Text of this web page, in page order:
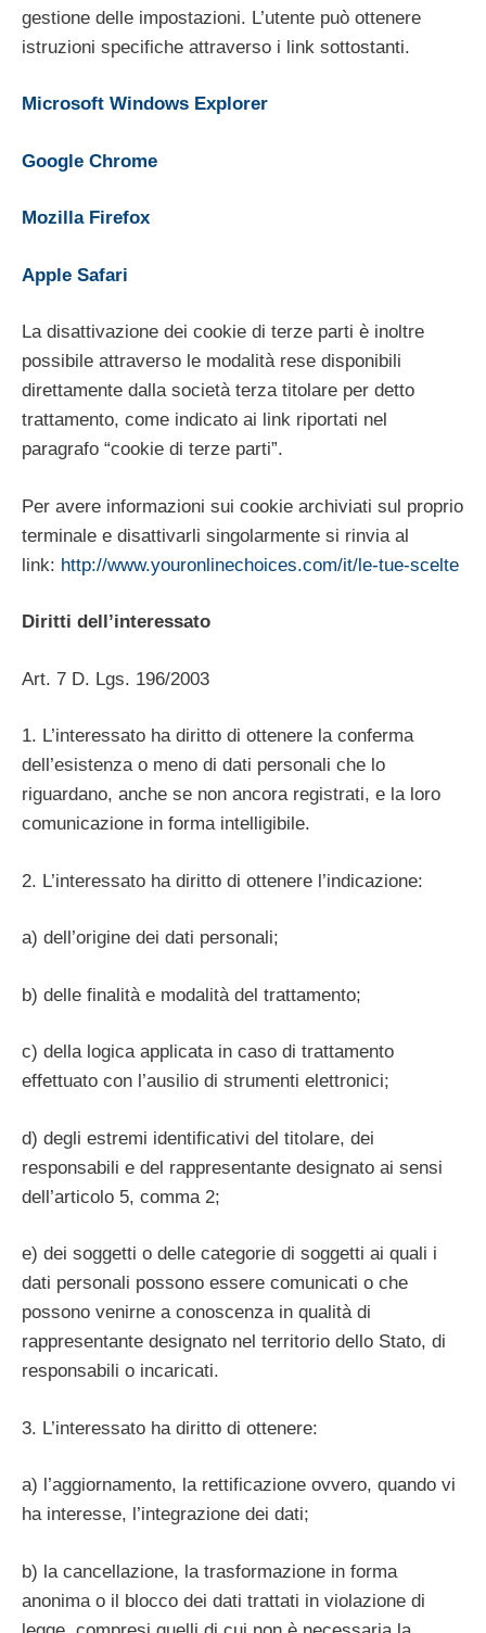
gestione delle impostazioni. L’utente può ottenere
istruzioni specifiche attraverso i link sottostanti.
Microsoft Windows Explorer
Google Chrome
Mozilla Firefox
Apple Safari
La disattivazione dei cookie di terze parti è inoltre
possibile attraverso le modalità rese disponibili
direttamente dalla società terza titolare per detto
trattamento, come indicato ai link riportati nel
paragrafo “cookie di terze parti”.
Per avere informazioni sui cookie archiviati sul proprio
terminale e disattivarli singolarmente si rinvia al
link: http://www.youronlinechoices.com/it/le-tue-scelte
Diritti dell’interessato
Art. 7 D. Lgs. 196/2003
1. L’interessato ha diritto di ottenere la conferma
dell’esistenza o meno di dati personali che lo
riguardano, anche se non ancora registrati, e la loro
comunicazione in forma intelligibile.
2. L’interessato ha diritto di ottenere l’indicazione:
a) dell’origine dei dati personali;
b) delle finalità e modalità del trattamento;
c) della logica applicata in caso di trattamento
effettuato con l’ausilio di strumenti elettronici;
d) degli estremi identificativi del titolare, dei
responsabili e del rappresentante designato ai sensi
dell’articolo 5, comma 2;
e) dei soggetti o delle categorie di soggetti ai quali i
dati personali possono essere comunicati o che
possono venirne a conoscenza in qualità di
rappresentante designato nel territorio dello Stato, di
responsabili o incaricati.
3. L’interessato ha diritto di ottenere:
a) l’aggiornamento, la rettificazione ovvero, quando vi
ha interesse, l’integrazione dei dati;
b) la cancellazione, la trasformazione in forma
anonima o il blocco dei dati trattati in violazione di